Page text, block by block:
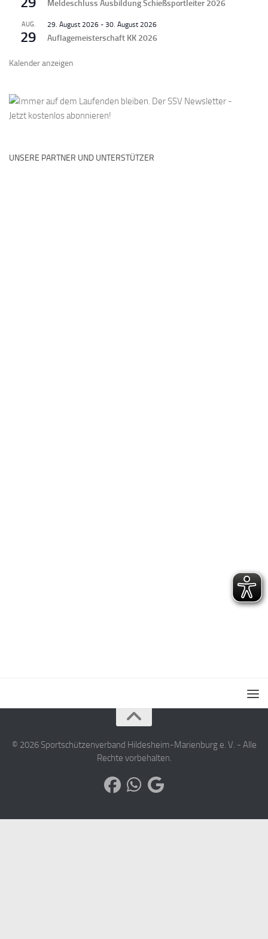
Meldeschluss Ausbildung Schießsportleiter 2026
AUG.
29
29. August 2026 - 30. August 2026
Auflagemeisterschaft KK 2026
Kalender anzeigen
UNSERE PARTNER UND UNTERSTÜTZER
© 2026 Sportschützenverband Hildesheim-Marienburg e. V. - Alle
Rechte vorbehalten.